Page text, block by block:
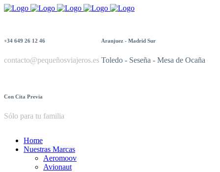
+34 649 26 12 46
contacto@pequeñosviajeros.es
Aranjuez - Madrid Sur
Toledo - Seseña - Mesa de Ocaña
Con Cita Previa
Sólo para tu familia
Home
Nuestras Marcas
Aeromoov
Avionaut